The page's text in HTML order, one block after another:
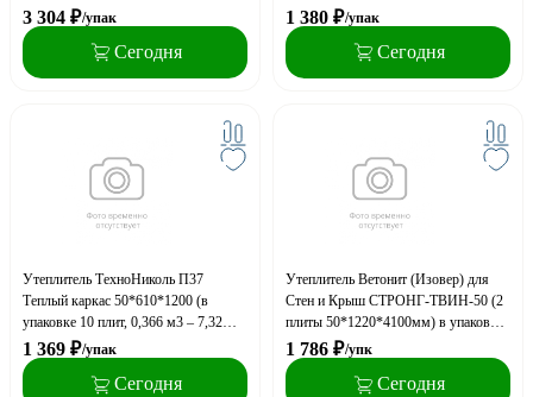
кв.м), 24 рулона на поддоне
3 304 ₽/упак
Сегодня
1 380 ₽/упак
Сегодня
Утеплитель ТехноНиколь П37
Теплый каркас 50*610*1200 (в
упаковке 10 плит, 0,366 м3 – 7,32
кв.м), 40 упак на поддоне
1 369 ₽/упак
Сегодня
Утеплитель Ветонит (Изовер) для
Стен и Крыш СТРОНГ-ТВИН-50 (2
плиты 50*1220*4100мм) в упаковке
10м2, 0,5м3 , 36 уп. на поддоне (A)
1 786 ₽/упк
Сегодня